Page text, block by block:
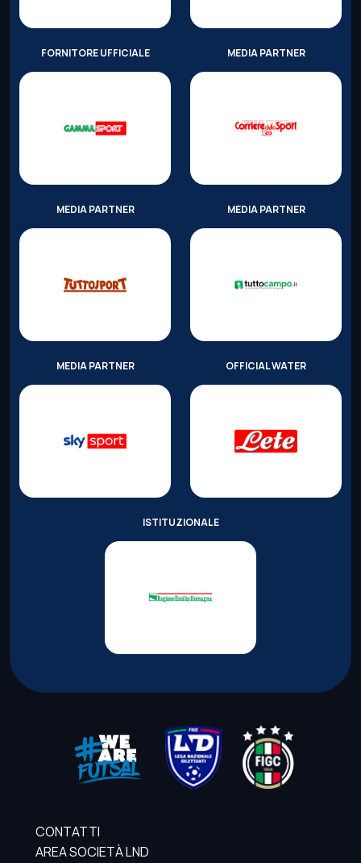
FORNITORE UFFICIALE MEDIA PARTNER
MEDIA PARTNER MEDIA PARTNER
MEDIA PARTNER OFFICIAL WATER
ISTITUZIONALE
CONTATTI
AREA SOCIETÀ LND